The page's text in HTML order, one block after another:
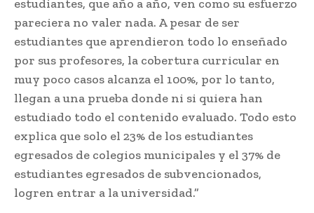
estudiantes, que año a año, ven como su esfuerzo
pareciera no valer nada. A pesar de ser
estudiantes que aprendieron todo lo enseñado
por sus profesores, la cobertura curricular en
muy poco casos alcanza el 100%, por lo tanto,
llegan a una prueba donde ni si quiera han
estudiado todo el contenido evaluado. Todo esto
explica que solo el 23% de los estudiantes
egresados de colegios municipales y el 37% de
estudiantes egresados de subvencionados,
logren entrar a la universidad.”